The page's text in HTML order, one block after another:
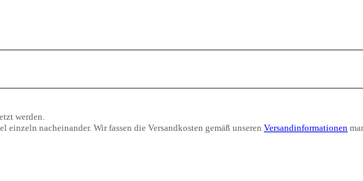
werden.
nacheinander. Wir fassen die Versandkosten gemäß unseren Versandinformationen